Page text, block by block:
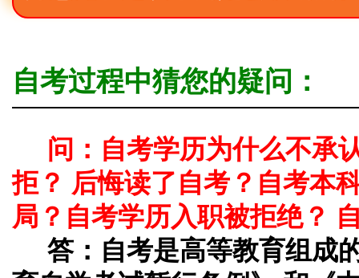
自考过程中猜您的疑问：
问：自考学历为什么不承
拒？ 后悔读了自考？自考本
局？自考学历入职被拒绝？
答： 自考是高等教育组成